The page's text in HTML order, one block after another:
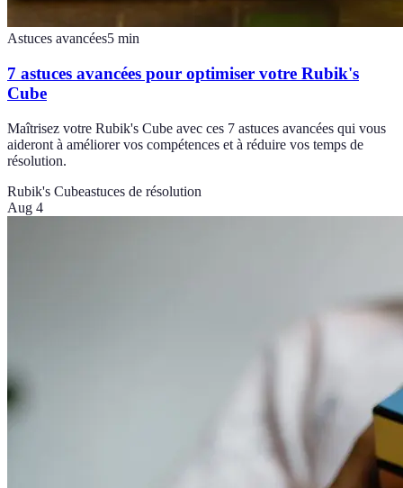
Astuces avancées5 min
7 astuces avancées pour optimiser votre Rubik's
Cube
Maîtrisez votre Rubik's Cube avec ces 7 astuces avancées qui vous
aideront à améliorer vos compétences et à réduire vos temps de
résolution.
Rubik's Cubeastuces de résolution
Aug 4